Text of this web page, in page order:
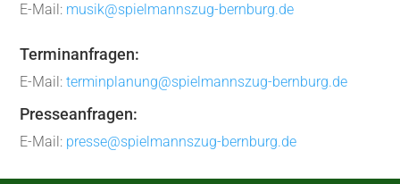
E-Mail: musik@spielmannszug-bernburg.de
Terminanfragen:
E-Mail:terminplanung@spielmannszug-bernburg.de
Presseanfragen:
E-Mail: presse@spielmannszug-bernburg.de